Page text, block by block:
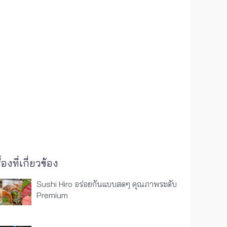
องที่เกี่ยวข้อง
Sushi Hiro อร่อยกันแบบสดๆ คุณภาพระดับ
Premium